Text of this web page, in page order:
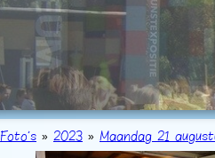
Foto's » 2023 » Maandag 21